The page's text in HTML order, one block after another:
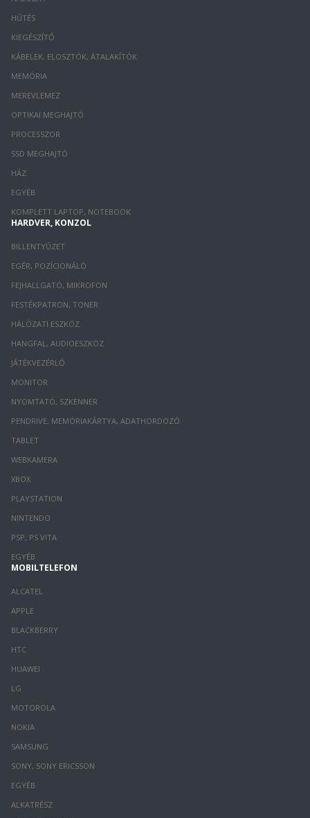
HŰTÉS
KIEGÉSZÍTŐ
KÁBELEK, ELOSZTÓK, ÁTALAKÍTÓK
MEMÓRIA
MEREVLEMEZ
OPTIKAI MEGHAJTÓ
PROCESSZOR
SSD MEGHAJTÓ
HÁZ
EGYÉB
KOMPLETT LAPTOP, NOTEBOOK
HARDVER, KONZOL
BILLENTYŰZET
EGÉR, POZÍCIONÁLÓ
FEJHALLGATÓ, MIKROFON
FESTÉKPATRON, TONER
HÁLÓZATI ESZKÖZ
HANGFAL, AUDIOESZKÖZ
JÁTÉKVEZÉRLŐ
MONITOR
NYOMTATÓ, SZKENNER
PENDRIVE, MEMÓRIAKÁRTYA, ADATHORDOZÓ
TABLET
WEBKAMERA
XBOX
PLAYSTATION
NINTENDO
PSP, PS VITA
EGYÉB
MOBILTELEFON
ALCATEL
APPLE
BLACKBERRY
HTC
HUAWEI
LG
MOTOROLA
NOKIA
SAMSUNG
SONY, SONY ERICSSON
EGYÉB
ALKATRÉSZ